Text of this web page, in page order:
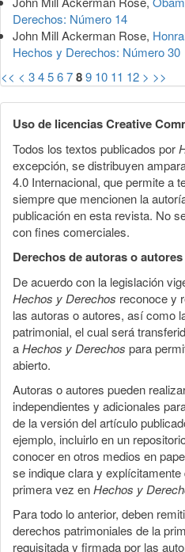
Derechos: Número 14
John Mill Ackerman Rose,
Hechos y Derechos: Número 30
<< < 3456789 10 11 12 > >>
Uso de licencias Creative
Todos los textos publicados por
excepción, se distribuyen
4.0 Internacional, que permite a
siempre que mencionen la
publicación en esta revista. No
con fines comerciales.
Derechos de autoras o autores
De acuerdo con la legislación
Hechos y Derechos reconoce y
las autoras o autores, así como
patrimonial, el cual será
aHechos y Derechos para
abierto.
Autoras o autores pueden
independientes y adicionales
de la versión del artículo
ejemplo, incluirlo en un
conocer en otros medios en
se indique clara y
primera vez enHechos y
Para todo lo anterior, deben
derechos patrimoniales de la
requisitada y firmada por las